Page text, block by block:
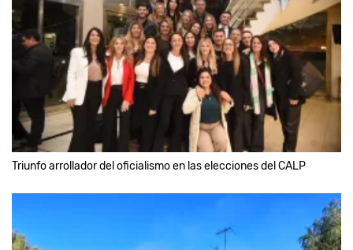
Triunfo arrollador del oficialismo en las elecciones del CALP